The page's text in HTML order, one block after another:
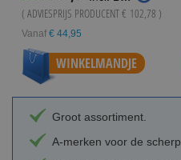
( ADVIESPRIJS PRODUCENT€ 102,78 )
Vanaf € 44,95
WINKELMANDJE
Groot assortiment.
A-merken voor de